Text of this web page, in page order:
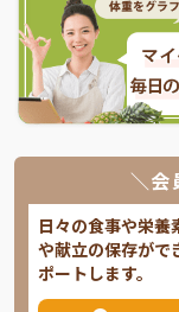
＼会
日々の食事や栄養
や献立の保存がで
ポートします。